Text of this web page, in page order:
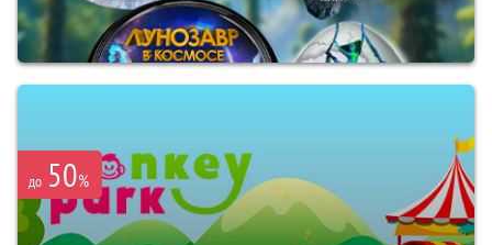
до 50%